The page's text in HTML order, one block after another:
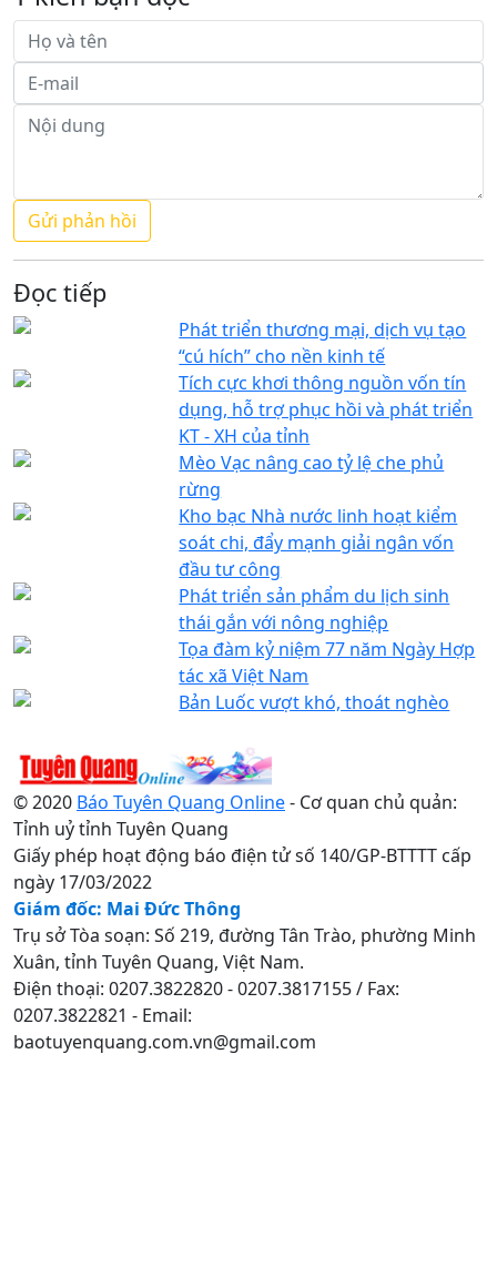
Đọc tiếp
Phát triển thương mại, dịch vụ tạo
“cú hích” cho nền kinh tế
Tích cực khơi thông nguồn vốn tín
dụng, hỗ trợ phục hồi và phát triển
KT - XH của tỉnh
Mèo Vạc nâng cao tỷ lệ che phủ
rừng
Kho bạc Nhà nước linh hoạt kiểm
soát chi, đẩy mạnh giải ngân vốn
đầu tư công
Phát triển sản phẩm du lịch sinh
thái gắn với nông nghiệp
Tọa đàm kỷ niệm 77 năm Ngày Hợp
tác xã Việt Nam
Bản Luốc vượt khó, thoát nghèo
© 2020 Báo Tuyên Quang Online- Cơ quan chủ quản:
Tỉnh uỷ tỉnh Tuyên Quang
Giấy phép hoạt động báo điện tử số 140/GP-BTTTT cấp
ngày 17/03/2022
Giám đốc: Mai Đức Thông
Trụ sở Tòa soạn: Số 219, đường Tân Trào, phường Minh
Xuân, tỉnh Tuyên Quang, Việt Nam.
Điện thoại: 0207.3822820 - 0207.3817155 / Fax:
0207.3822821 - Email:
baotuyenquang.com.vn@gmail.com